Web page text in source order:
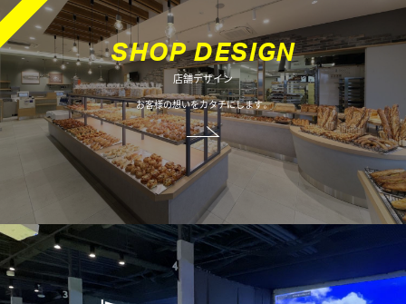
オフィスデザイン
不動産情報
SHOP DESIGN
店舗デザイン
お客様の想いをカタチにします。